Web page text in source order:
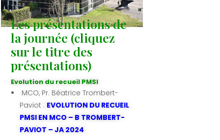
Les présentations de
la journée (cliquez
sur le titre des
présentations)
Evolution du recueil PMSI
MCO, Pr. Béatrice Trombert-
Paviot : EVOLUTION DU RECUEIL
PMSI EN MCO – B TROMBERT-
PAVIOT – JA 2024